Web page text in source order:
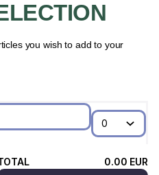
you wish to add to your
0.00 EUR